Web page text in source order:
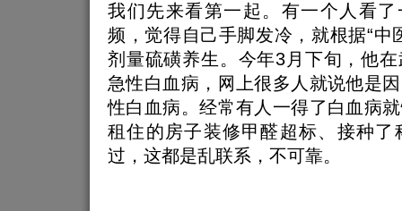
我们先来看第一起。有一个人看了
频，觉得自己手脚发冷，就根据“中
剂量硫磺养生。今年3月下旬，他
急性白血病，网上很多人就说他是
性白血病。经常有人一得了白血病
租住的房子装修甲醛超标、接种了
过，这都是乱联系，不可靠。